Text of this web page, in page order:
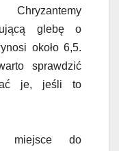
Chryzantemy
glebę o
około 6,5.
sprawdzić
je, jeśli to
miejsce do